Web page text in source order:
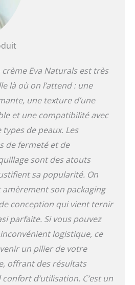
traces. Avec notre
complexe Eva
Naturals Peptide
pour fournir des
antioxydants anti-âge
rajeunissants – vous
remarquerez une
réduction de
l'apparence des rides
et ridules en un rien
de temps. Travaillant
pour restaurer
l'élasticité naturelle
tout en fournissant
une hydratation
durable, vous
sentirez les bienfaits
de l'humidité en un
rien de temps
Excellent pour tous
Eva Naturals est très
là où on l’attend : une
une texture d’une
et une compatibilité avec
de peaux. Les
de fermeté et de
sont des atouts
sa popularité. On
son packaging
conception qui vient ternir
parfaite. Si vous pouvez
logistique, ce
un pilier de votre
offrant des résultats
d’utilisation. C’est un